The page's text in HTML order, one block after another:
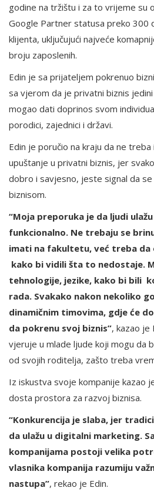
godine na tržištu i za to vrijeme su
Google Partner statusa preko 300
klijenta, uključujući najveće
broju zaposlenih.
Edin je sa prijateljem pokrenuo
sa vjerom da je privatni biznis
mogao dati doprinos svom
porodici, zajednici i državi.
Edin je poručio na kraju da ne
upuštanje u privatni biznis, jer
dobro i savjesno, jeste signal da
biznisom.
“Moja preporuka je da ljudi
funkcionalno. Ne trebaju se
imati na fakultetu, već treba da
kako bi vidili šta to nedostaje.
tehnologije, jezike, kako bi bili
rada. Svakako nakon nekoliko
dinamičnim timovima, gdje će
da pokrenu svoj biznis”, kazao je
vjeruje u mlade ljude koji mogu da
od svojih roditelja, zašto treba
Iz iskustva svoje kompanije kazao
dosta prostora za razvoj biznisa.
“Konkurencija je slaba, jer
da ulažu u digitalni marketing.
kompanijama postoji velika
vlasnika kompanija razumiju
nastupa”, rekao je Edin.